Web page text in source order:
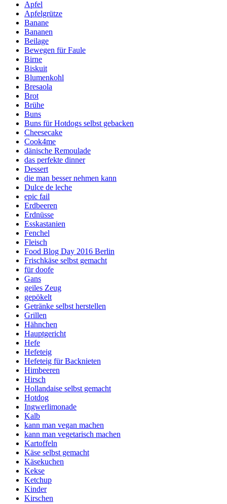
Apfel
Apfelgrütze
Banane
Bananen
Beilage
Bewegen für Faule
Birne
Biskuit
Blumenkohl
Bresaola
Brot
Brühe
Buns
Buns für Hotdogs selbst gebacken
Cheesecake
Cook4me
dänische Remoulade
das perfekte dinner
Dessert
die man besser nehmen kann
Dulce de leche
epic fail
Erdbeeren
Erdnüsse
Esskastanien
Fenchel
Fleisch
Food Blog Day 2016 Berlin
Frischkäse selbst gemacht
für doofe
Gans
geiles Zeug
gepökelt
Getränke selbst herstellen
Grillen
Hähnchen
Hauptgericht
Hefe
Hefeteig
Hefeteig für Backnieten
Himbeeren
Hirsch
Hollandaise selbst gemacht
Hotdog
Ingwerlimonade
Kalb
kann man vegan machen
kann man vegetarisch machen
Kartoffeln
Käse selbst gemacht
Käsekuchen
Kekse
Ketchup
Kinder
Kirschen